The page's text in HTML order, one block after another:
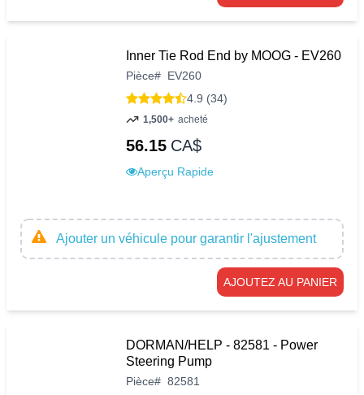
Inner Tie Rod End by MOOG - EV260
Pièce# EV260
4.9 (34)
1,500+ acheté
56.15 CA$
Aperçu Rapide
Ajouter un véhicule pour garantir l'ajustement
AJOUTEZ AU PANIER
DORMAN/HELP - 82581 - Power
Steering Pump
Pièce# 82581